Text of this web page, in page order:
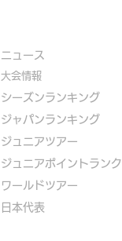
​ニュース
大会情報
シーズンランキング
ジャパンランキング
ジュニアツアー
ジュニアポイントランク
​ワールドツアー
​​日本代表